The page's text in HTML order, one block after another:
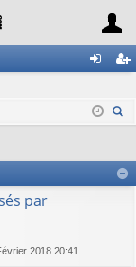
ne cri
on
ch
par
2018 20:41